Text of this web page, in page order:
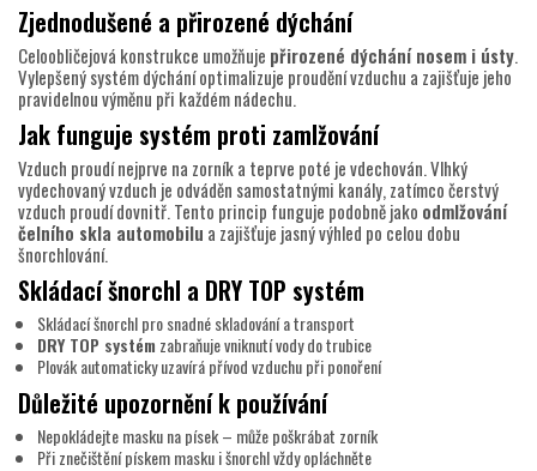
Zjednodušené a přirozené dýchání
Celoobličejová konstrukce umožňuje přirozené dýchání nosem i ústy.
Vylepšený systém dýchání optimalizuje proudění vzduchu a zajišťuje jeho
pravidelnou výměnu při každém nádechu.
Jak funguje systém proti zamlžování
Vzduch proudí nejprve na zorník a teprve poté je vdechován. Vlhký
vydechovaný vzduch je odváděn samostatnými kanály, zatímco čerstvý
vzduch proudí dovnitř. Tento princip funguje podobně jako odmlžování
čelního skla automobilu a zajišťuje jasný výhled po celou dobu
šnorchlování.
Skládací šnorchl a DRY TOP systém
Skládací šnorchl pro snadné skladování a transport
DRY TOP systém zabraňuje vniknutí vody do trubice
Plovák automaticky uzavírá přívod vzduchu při ponoření
Důležité upozornění k používání
Nepokládejte masku na písek – může poškrábat zorník
Při znečištění pískem masku i šnorchl vždy opláchněte